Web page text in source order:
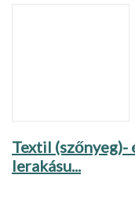
Textil (szőnyeg)-
lerakásu...